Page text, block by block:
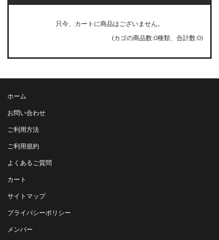
只今、カートに商品はございません。
(カゴの商品数:0種類、合計数:0)
ホーム
お問い合わせ
ご利用方法
ご利用規約
よくあるご質問
カート
サイトマップ
プライバシーポリシー
メンバー